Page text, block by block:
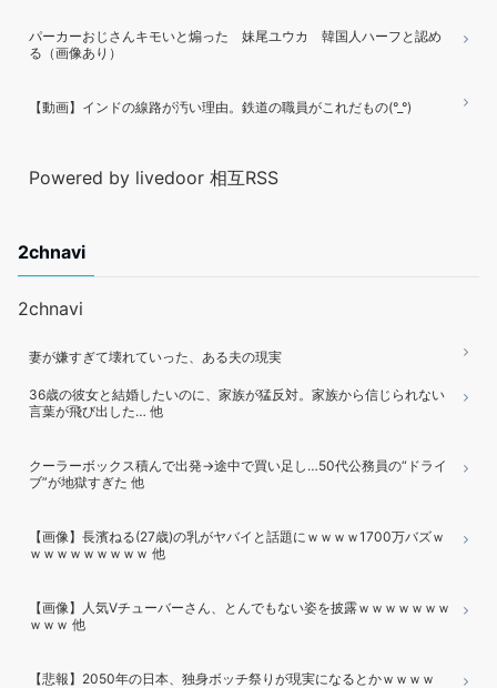
パーカーおじさんキモいと煽った 妹尾ユウカ 韓国人ハーフと認め
る（画像あり）
【動画】インドの線路が汚い理由。鉄道の職員がこれだもの(°_°)
Powered by livedoor 相互RSS
2chnavi
2chnavi
妻が嫌すぎて壊れていった、ある夫の現実
36歳の彼女と結婚したいのに、家族が猛反対。家族から信じられない
言葉が飛び出した… 他
クーラーボックス積んで出発→途中で買い足し…50代公務員の“ドライ
ブ”が地獄すぎた 他
【画像】長濱ねる(27歳)の乳がヤバイと話題にｗｗｗｗ1700万バズｗ
ｗｗｗｗｗｗｗｗｗ 他
【画像】人気Vチューバーさん、とんでもない姿を披露ｗｗｗｗｗｗｗ
ｗｗｗ 他
【悲報】2050年の日本、独身ボッチ祭りが現実になるとかｗｗｗｗ